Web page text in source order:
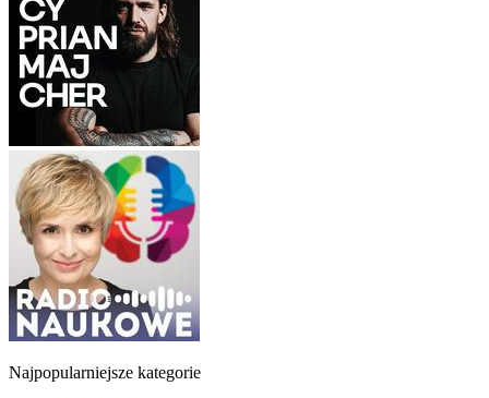
Najpopularniejsze kategorie